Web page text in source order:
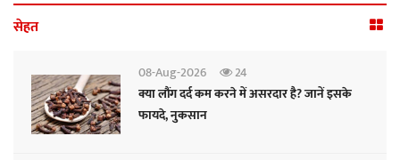
सेहत
08-Aug-2026
24
क्या लौंग दर्द कम करने में असरदार है? जानें इसके
फायदे, नुकसान